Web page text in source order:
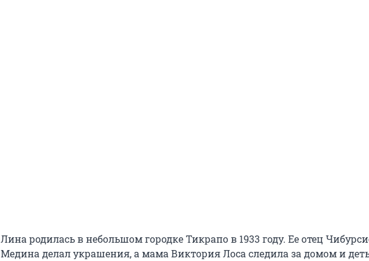
Лина родилась в небольшом городке Тикрапо в 1933 году. Ее отец
Медина делал украшения, а мама Виктория Лоса следила за домом и